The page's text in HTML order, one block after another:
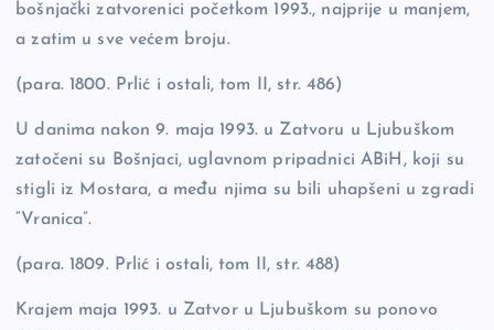
bošnjački zatvorenici početkom 1993., najprije u manjem,
a zatim u sve većem broju.
(para. 1800. Prlić i ostali, tom II, str. 486)
U danima nakon 9. maja 1993. u Zatvoru u Ljubuškom
zatočeni su Bošnjaci, uglavnom pripadnici ABiH, koji su
stigli iz Mostara, a među njima su bili uhapšeni u zgradi
“Vranica”.
(para. 1809. Prlić i ostali, tom II, str. 488)
Krajem maja 1993. u Zatvor u Ljubuškom su ponovo